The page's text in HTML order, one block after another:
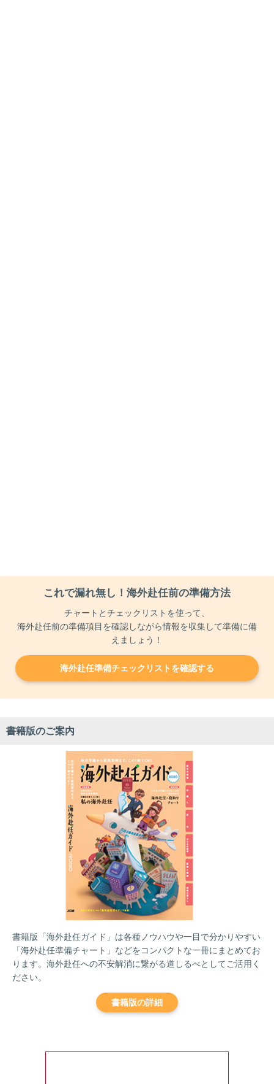
これで漏れ無し！海外赴任前の準備方法
チャートとチェックリストを使って、
海外赴任前の準備項目を確認しながら情報を収集して準備に備
えましょう！
海外赴任準備チェックリストを確認する
書籍版のご案内
書籍版「海外赴任ガイド」は各種ノウハウや一目で分かりやすい
「海外赴任準備チャート」などをコンパクトな一冊にまとめてお
ります。海外赴任への不安解消に繋がる道しるべとしてご活用く
ださい。
書籍版の詳細